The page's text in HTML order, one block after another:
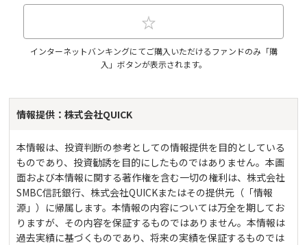
インターネットバンキングにてご購入いただけるファンドのみ「購
入」ボタンが表示されます。
情報提供：株式会社QUICK
本情報は、投資判断の参考としての情報提供を目的としている
ものであり、投資勧誘を目的にしたものではありません。本画
面および本情報に関する著作権を含む一切の権利は、株式会社
SMBC信託銀行、株式会社QUICKまたはその提供元（「情報
源」）に帰属します。本情報の内容については万全を期してお
りますが、その内容を保証するものではありません。本情報は
過去実績に基づくものであり、将来の実績を保証するものでは